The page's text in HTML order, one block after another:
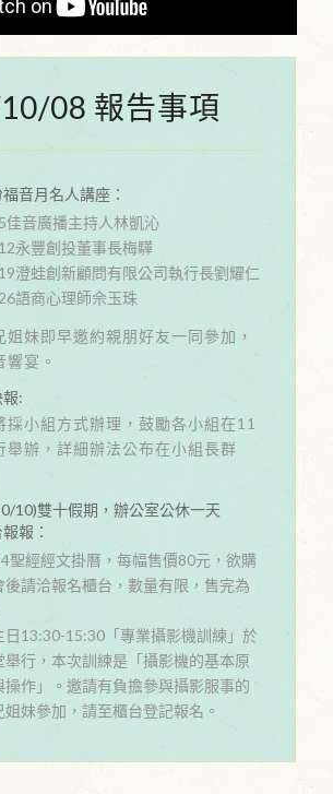
08 報告事項
音月名人講座：
佳音廣播主持人林凱沁
永豐創投董事長梅驊
澄蛙創新顧問有限公司執行長劉耀仁
語商心理師佘玉珠
姐妹即早邀約親朋好友一同參加，
響宴。
:
採小組方式辦理，鼓勵各小組在11
舉辦，詳細辦法公布在小組長群
10)雙十假期，辦公室公休一天
報：
聖經經文掛曆，每幅售價80元，欲購
後請洽報名櫃台，數量有限，售完為
日13:30-15:30「專業攝影機訓練」於
舉行，本次訓練是「攝影機的基本原
操作」。邀請有負擔參與攝影服事的
姐妹參加，請至櫃台登記報名。